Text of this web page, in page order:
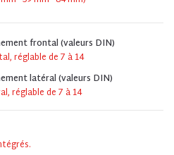
frontal (valeurs DIN)
réglable de 7 à 14
latéral (valeurs DIN)
réglable de 7 à 14